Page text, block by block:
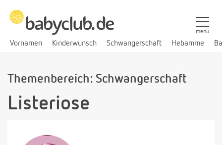
Vornamen Kinderwunsch Schwangerschaft Hebamme
menü
Themenbereich: Schwangerschaft
Listeriose